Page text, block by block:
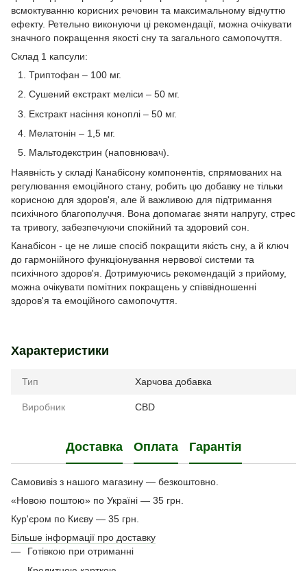
всмоктуванню корисних речовин та максимальному відчуттю
ефекту. Ретельно виконуючи ці рекомендації, можна очікувати
значного покращення якості сну та загального самопочуття.
Склад 1 капсули:
Триптофан – 100 мг.
Сушений екстракт меліси – 50 мг.
Екстракт насіння коноплі – 50 мг.
Мелатонін – 1,5 мг.
Мальтодекстрин (наповнювач).
Наявність у складі Канабісону компонентів, спрямованих на
регулювання емоційного стану, робить цю добавку не тільки
корисною для здоров'я, але й важливою для підтримання
психічного благополуччя. Вона допомагає зняти напругу, стрес
та тривогу, забезпечуючи спокійний та здоровий сон.
Канабісон - це не лише спосіб покращити якість сну, а й ключ
до гармонійного функціонування нервової системи та
психічного здоров'я. Дотримуючись рекомендацій з прийому,
можна очікувати помітних покращень у співвідношенні
здоров'я та емоційного самопочуття.
Характеристики
Тип Харчова добавка
Виробник CBD
Доставка Оплата Гарантія
Самовивіз з нашого магазину — безкоштовно.
«Новою поштою» по Україні — 35 грн.
Кур'єром по Києву — 35 грн.
Більше інформації про доставку
Готівкою при отриманні